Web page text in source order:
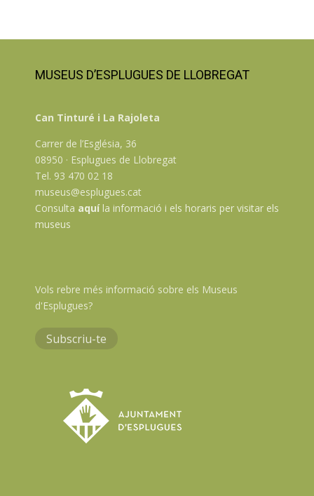
MUSEUS D’ESPLUGUES DE LLOBREGAT
Can Tinturé i La Rajoleta
Carrer de l’Església, 36
08950 · Esplugues de Llobregat
Tel. 93 470 02 18
museus@esplugues.cat
Consulta aquíla informació i els horaris per visitar els
museus
Vols rebre més informació sobre els Museus
d'Esplugues?
Subscriu-te